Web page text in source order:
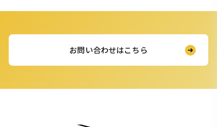
お問い合わせはこちら